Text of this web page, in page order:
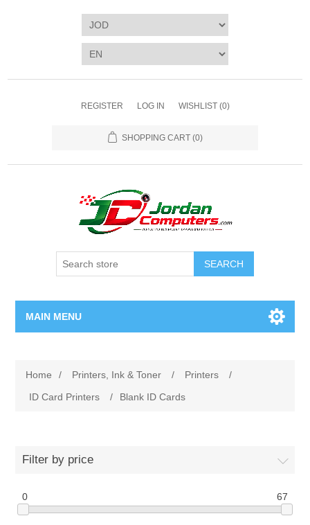
REGISTER LOG IN WISHLIST (0)
SHOPPING CART (0)
SEARCH
MAIN MENU
00962-79-5215817
Shop By Brand
Home / Printers, Ink & Toner / Printers
/
ID Card Printers
/ Blank ID Cards
Filter by price
0 67